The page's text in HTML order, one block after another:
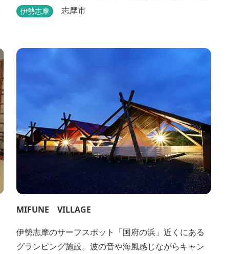
いただけます。 館内では本格的な天体観測を日数限
伊勢志摩 志摩市
MIFUNE VILLAGE
伊勢志摩のサーフスポット「国府の浜」近くにある
グランピング施設。波の音や海風感じながらキャン